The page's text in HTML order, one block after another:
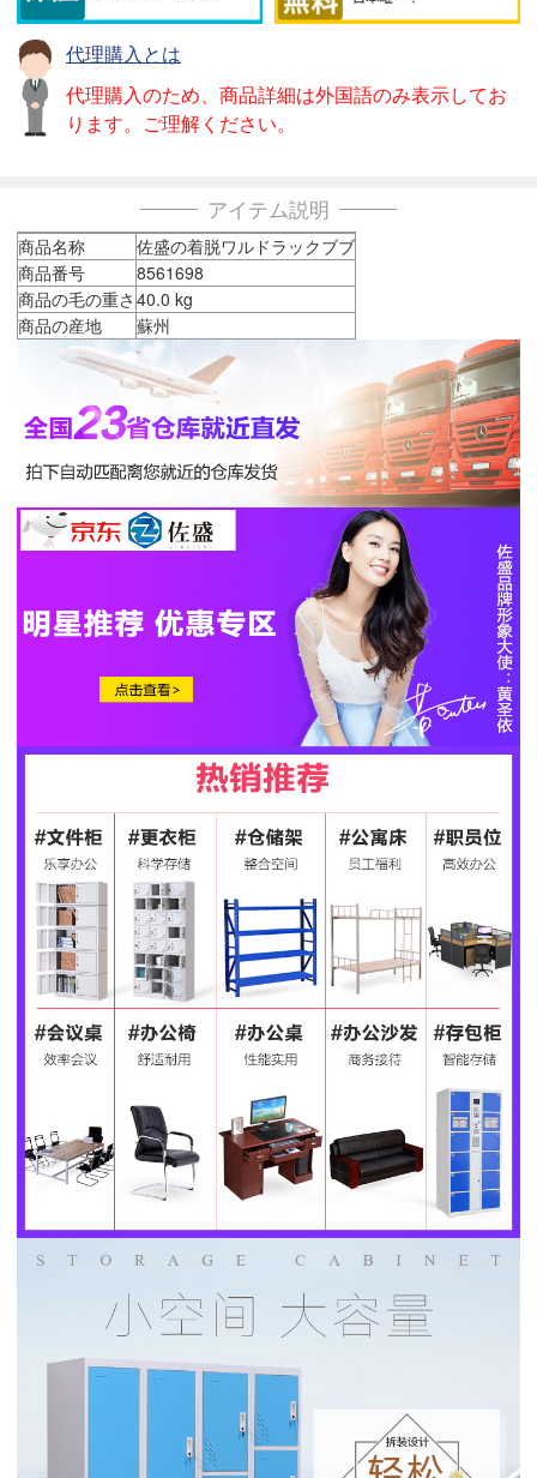
代理購入とは
代理購入のため、商品詳細は外国語のみ表示してお
ります。ご理解ください。
アイテム説明
商品名称
佐盛の着脱ワルドラックブブ
商品番号
8561698
商品の毛の重さ 40.0 kg
商品の産地
蘇州